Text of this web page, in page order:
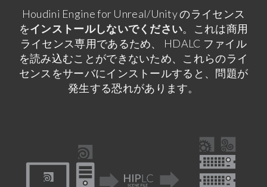
Houdini Engine for Unreal/Unity のライセンス
をインストールしないでください。これは商用
ライセンス専用であるため、 HDALC ファイル
を読み込むことができないため、これらのライ
センスをサーバにインストールすると、問題が
発生する恐れがあります。